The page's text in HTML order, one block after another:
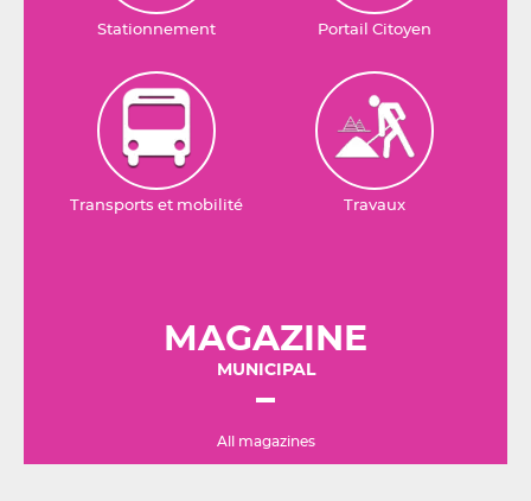
Stationnement Portail Citoyen
Transports et mobilité Travaux
MAGAZINE
MUNICIPAL
All magazines